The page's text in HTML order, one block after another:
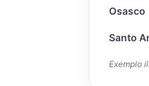
Osasco
Santo
Exemplo